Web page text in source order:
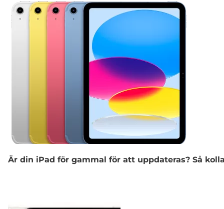
Är din iPad för gammal för att uppdateras? Så